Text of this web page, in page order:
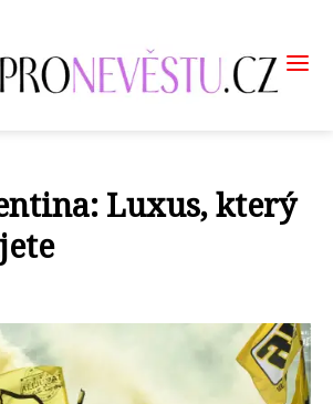
Luxus, který